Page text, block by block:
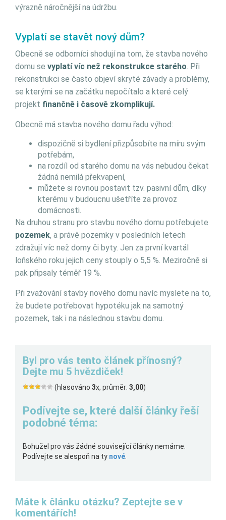
výrazně náročnější na údržbu.
Vyplatí se stavět nový dům?
Obecně se odborníci shodují na tom, že stavba nového
domu se vyplatí víc než rekonstrukce starého. Při
rekonstrukci se často objeví skryté závady a problémy,
se kterými se na začátku nepočítalo a které celý
projekt finančně i časově zkomplikují.
Obecně má stavba nového domu řadu výhod:
dispozičně si bydlení přizpůsobíte na míru svým
potřebám,
na rozdíl od starého domu na vás nebudou čekat
žádná nemilá překvapení,
můžete si rovnou postavit tzv. pasivní dům, díky
kterému v budoucnu ušetříte za provoz
domácnosti.
Na druhou stranu pro stavbu nového domu potřebujete
pozemek, a právě pozemky v posledních letech
zdražují víc než domy či byty. Jen za první kvartál
loňského roku jejich ceny stouply o 5,5 %. Meziročně si
pak připsaly téměř 19 %.
Při zvažování stavby nového domu navíc myslete na to,
že budete potřebovat hypotéku jak na samotný
pozemek, tak i na následnou stavbu domu.
Byl pro vás tento článek přínosný?
Dejte mu 5 hvězdiček!
(hlasováno 3x, průměr: 3,00)
Podívejte se, které další články řeší
podobné téma:
Bohužel pro vás žádné související články nemáme.
Podívejte se alespoň na ty nové
Máte k článku otázku? Zeptejte se v
komentářích!